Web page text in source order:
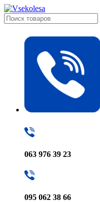
063 976 39 23
095 062 38 66